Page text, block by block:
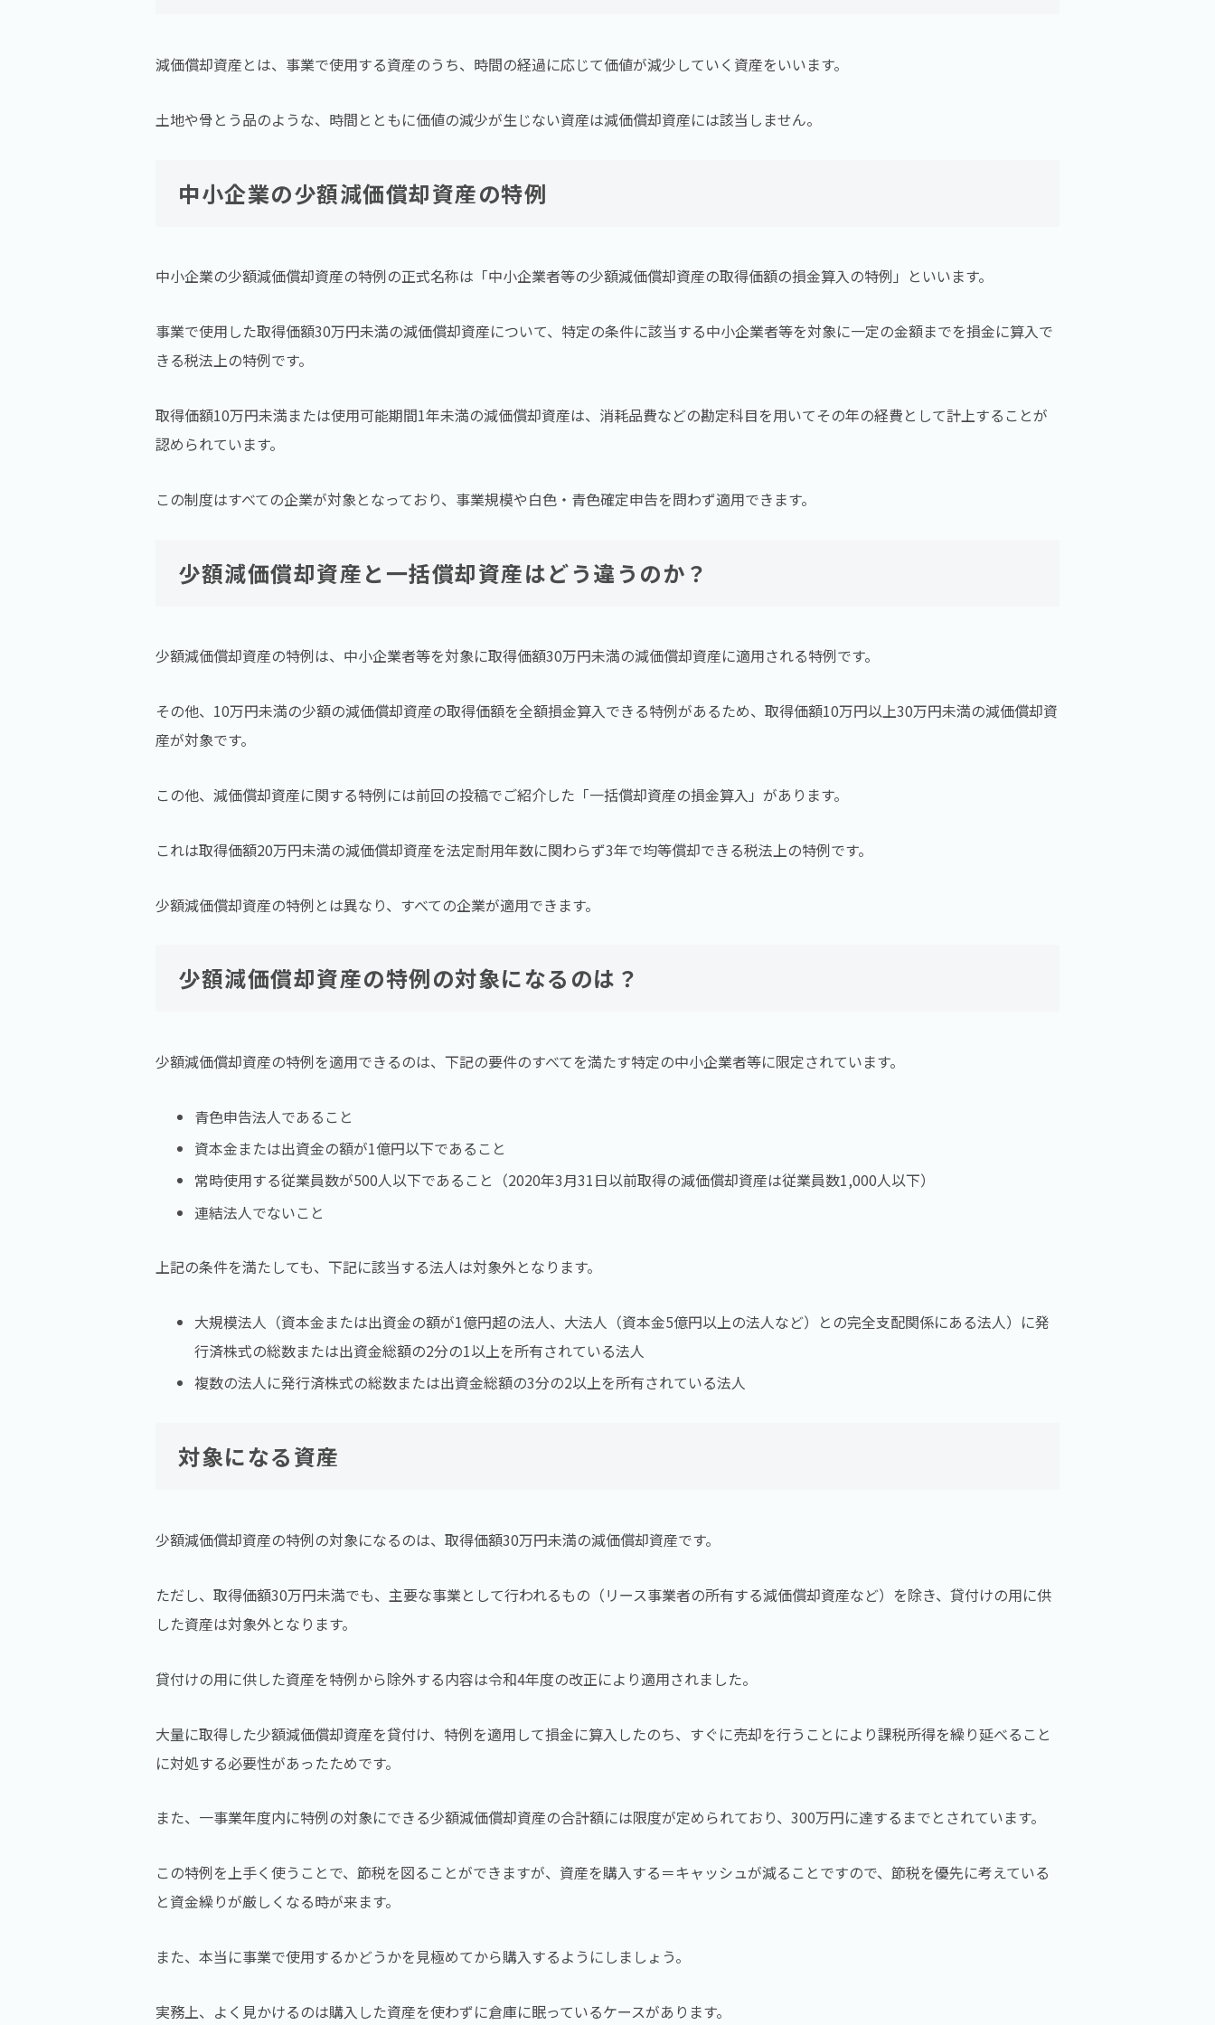
減価償却資産とは、事業で使用する資産のうち、時間の経過に応じて価値が減少していく資産をいいます。
土地や骨とう品のような、時間とともに価値の減少が生じない資産は減価償却資産には該当しません。
中小企業の少額減価償却資産の特例
中小企業の少額減価償却資産の特例の正式名称は「中小企業者等の少額減価償却資産の取得価額の損金算入の特例」といいます。
事業で使用した取得価額30万円未満の減価償却資産について、特定の条件に該当する中小企業者等を対象に一定の金額までを損金に算入で
きる税法上の特例です。
取得価額10万円未満または使用可能期間1年未満の減価償却資産は、消耗品費などの勘定科目を用いてその年の経費として計上することが
認められています。
この制度はすべての企業が対象となっており、事業規模や白色・青色確定申告を問わず適用できます。
少額減価償却資産と一括償却資産はどう違うのか？
少額減価償却資産の特例は、中小企業者等を対象に取得価額30万円未満の減価償却資産に適用される特例です。
その他、10万円未満の少額の減価償却資産の取得価額を全額損金算入できる特例があるため、取得価額10万円以上30万円未満の減価償却資
産が対象です。
この他、減価償却資産に関する特例には前回の投稿でご紹介した「一括償却資産の損金算入」があります。
これは取得価額20万円未満の減価償却資産を法定耐用年数に関わらず3年で均等償却できる税法上の特例です。
少額減価償却資産の特例とは異なり、すべての企業が適用できます。
少額減価償却資産の特例の対象になるのは？
少額減価償却資産の特例を適用できるのは、下記の要件のすべてを満たす特定の中小企業者等に限定されています。
青色申告法人であること
資本金または出資金の額が1億円以下であること
常時使用する従業員数が500人以下であること（2020年3月31日以前取得の減価償却資産は従業員数1,000人以下）
連結法人でないこと
上記の条件を満たしても、下記に該当する法人は対象外となります。
大規模法人（資本金または出資金の額が1億円超の法人、大法人（資本金5億円以上の法人など）との完全支配関係にある法人）に発
行済株式の総数または出資金総額の2分の1以上を所有されている法人
複数の法人に発行済株式の総数または出資金総額の3分の2以上を所有されている法人
対象になる資産
少額減価償却資産の特例の対象になるのは、取得価額30万円未満の減価償却資産です。
ただし、取得価額30万円未満でも、主要な事業として行われるもの（リース事業者の所有する減価償却資産など）を除き、貸付けの用に供
した資産は対象外となります。
貸付けの用に供した資産を特例から除外する内容は令和4年度の改正により適用されました。
大量に取得した少額減価償却資産を貸付け、特例を適用して損金に算入したのち、すぐに売却を行うことにより課税所得を繰り延べること
に対処する必要性があったためです。
また、一事業年度内に特例の対象にできる少額減価償却資産の合計額には限度が定められており、300万円に達するまでとされています。
この特例を上手く使うことで、節税を図ることができますが、資産を購入する＝キャッシュが減ることですので、節税を優先に考えている
と資金繰りが厳しくなる時が来ます。
また、本当に事業で使用するかどうかを見極めてから購入するようにしましょう。
実務上、よく見かけるのは購入した資産を使わずに倉庫に眠っているケースがあります。